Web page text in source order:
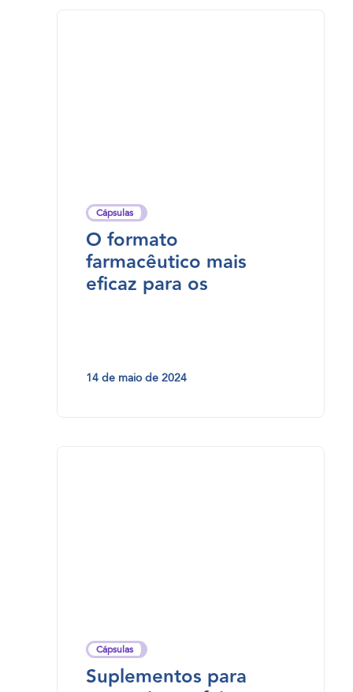
Cápsulas
O formato
farmacêutico mais
eficaz para os
14 de maio de 2024
Cápsulas
Suplementos para